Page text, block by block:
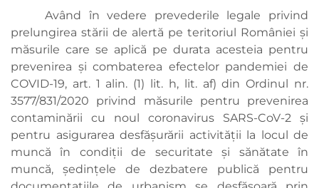
Având în vedere prevederile legale privind
prelungirea stării de alertă pe teritoriul României şi
măsurile care se aplică pe durata acesteia pentru
prevenirea şi combaterea efectelor pandemiei de
COVID-19, art. 1 alin. (1) lit. h, lit. af) din Ordinul nr.
3577/831/2020 privind măsurile pentru prevenirea
contaminării cu noul coronavirus SARS-CoV-2 şi
pentru asigurarea desfăşurării activităţii la locul de
muncă în condiţii de securitate şi sănătate în
muncă, ședințele de dezbatere publică pentru